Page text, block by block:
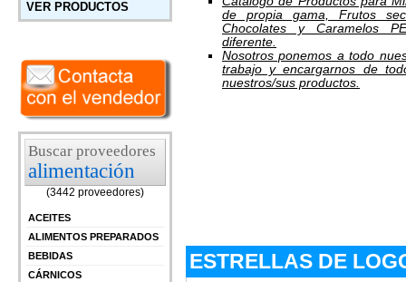
VER PRODUCTOS
Buscar proveedores
alimentación
(3442 proveedores)
ACEITES
ALIMENTOS PREPARADOS
BEBIDAS
CÁRNICOS
de propia gama, Frutos
Chocolates y Caramelos
diferente.
Nosotros ponemos a todo
trabajo y encargarnos de
nuestros/sus productos.
ESTRELLAS DE